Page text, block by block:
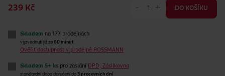
239 Kč - + DO KOŠÍKU
Skladem na 177 prodejnách
vyzvednutí již za 60 minut
Ověřit dostupnost v prodejně ROSSMANN
Skladem 5+ ks pro zaslání DPD, Zásilkovna
standardní doba doručení do 3 pracovních dní